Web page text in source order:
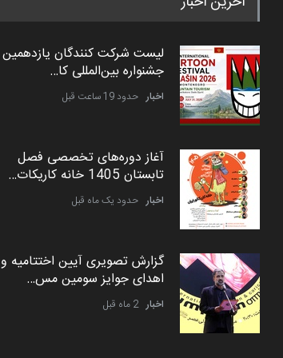
لیست شرکت کنندگان یازدهمین
جشنواره بین‌المللی کا…
اخبار حدود 19 ساعت قبل
آغاز دوره‌های تخصصی فصل
تابستان 1405 خانه کاریکات…
اخبار حدود یک ماه قبل
گزارش تصویری آیین اختتامیه و
اهدای جوایز سومین مس…
اخبار 2 ماه قبل
طراوت نیکی از ایران
کارتون